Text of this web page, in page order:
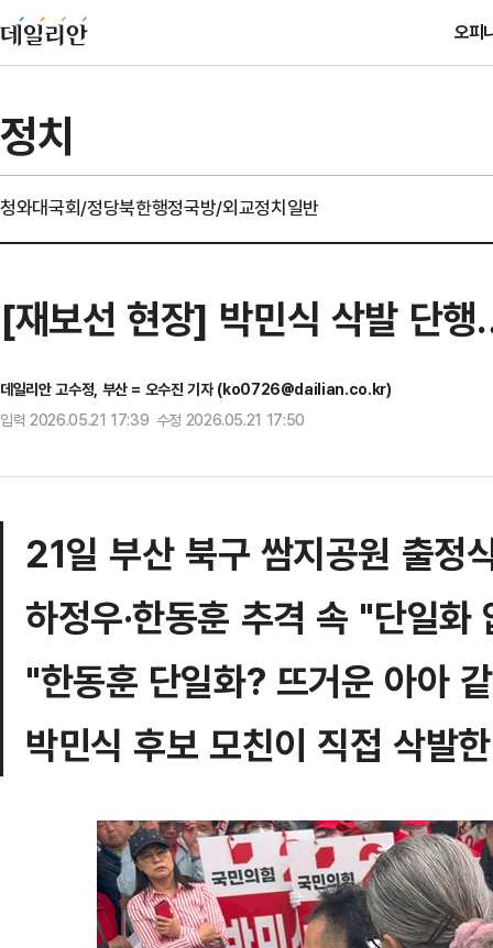
오피
정치
청와대국회/정당북한행정국방/외교정치일반
[재보선 현장] 박민식 삭발 단
데일리안 고수정, 부산 = 오수진 기자 (ko0726@dailian.co.kr)
입력 2026.05.21 17:39 수정 2026.05.21 17:50
21일 부산 북구 쌈지공원 출정
하정우·한동훈 추격 속 "단일화
"한동훈 단일화? 뜨거운 아아
박민식 후보 모친이 직접 삭발